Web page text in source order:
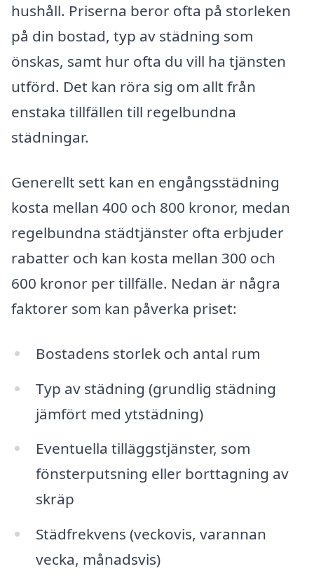
hushåll. Priserna beror ofta på storleken
på din bostad, typ av städning som
önskas, samt hur ofta du vill ha tjänsten
utförd. Det kan röra sig om allt från
enstaka tillfällen till regelbundna
städningar.
Generellt sett kan en engångsstädning
kosta mellan 400 och 800 kronor, medan
regelbundna städtjänster ofta erbjuder
rabatter och kan kosta mellan 300 och
600 kronor per tillfälle. Nedan är några
faktorer som kan påverka priset:
Bostadens storlek och antal rum
Typ av städning (grundlig städning
jämfört med ytstädning)
Eventuella tilläggstjänster, som
fönsterputsning eller borttagning av
skräp
Städfrekvens (veckovis, varannan
vecka, månadsvis)